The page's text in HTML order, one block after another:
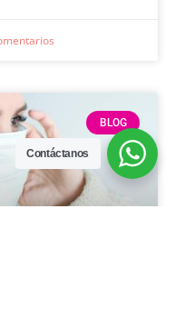
BLOG
Contáctanos